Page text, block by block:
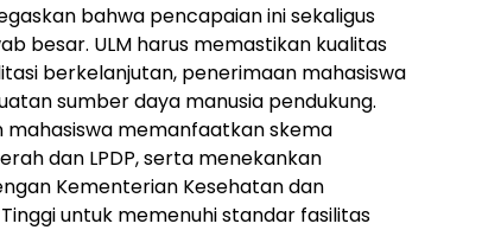
bahwa pencapaian ini sekaligus
besar. ULM harus memastikan kualitas
berkelanjutan, penerimaan mahasiswa
sumber daya manusia pendukung.
memanfaatkan skema
dan LPDP, serta menekankan
Kementerian Kesehatan dan
untuk memenuhi standar fasilitas